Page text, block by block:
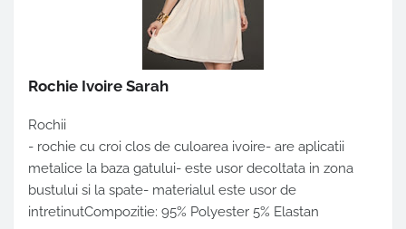
Rochie Ivoire Sarah
Rochii
- rochie cu croi clos de culoarea ivoire- are aplicatii
metalice la baza gatului- este usor decoltata in zona
bustului si la spate- materialul este usor de
intretinutCompozitie: 95% Polyester 5% Elastan